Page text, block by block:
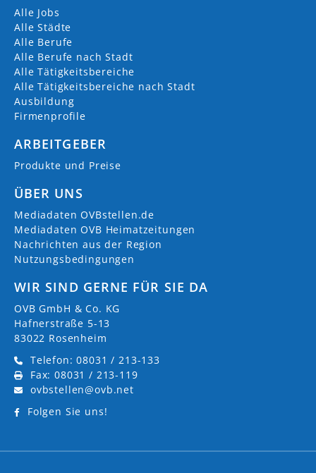
Alle Jobs
Alle Städte
Alle Berufe
Alle Berufe nach Stadt
Alle Tätigkeitsbereiche
Alle Tätigkeitsbereiche nach Stadt
Ausbildung
Firmenprofile
ARBEITGEBER
Produkte und Preise
ÜBER UNS
Mediadaten OVBstellen.de
Mediadaten OVB Heimatzeitungen
Nachrichten aus der Region
Nutzungsbedingungen
WIR SIND GERNE FÜR SIE DA
OVB GmbH & Co. KG
Hafnerstraße 5-13
83022 Rosenheim
Telefon: 08031 / 213-133
Fax: 08031 / 213-119
ovbstellen@ovb.net
Folgen Sie uns!